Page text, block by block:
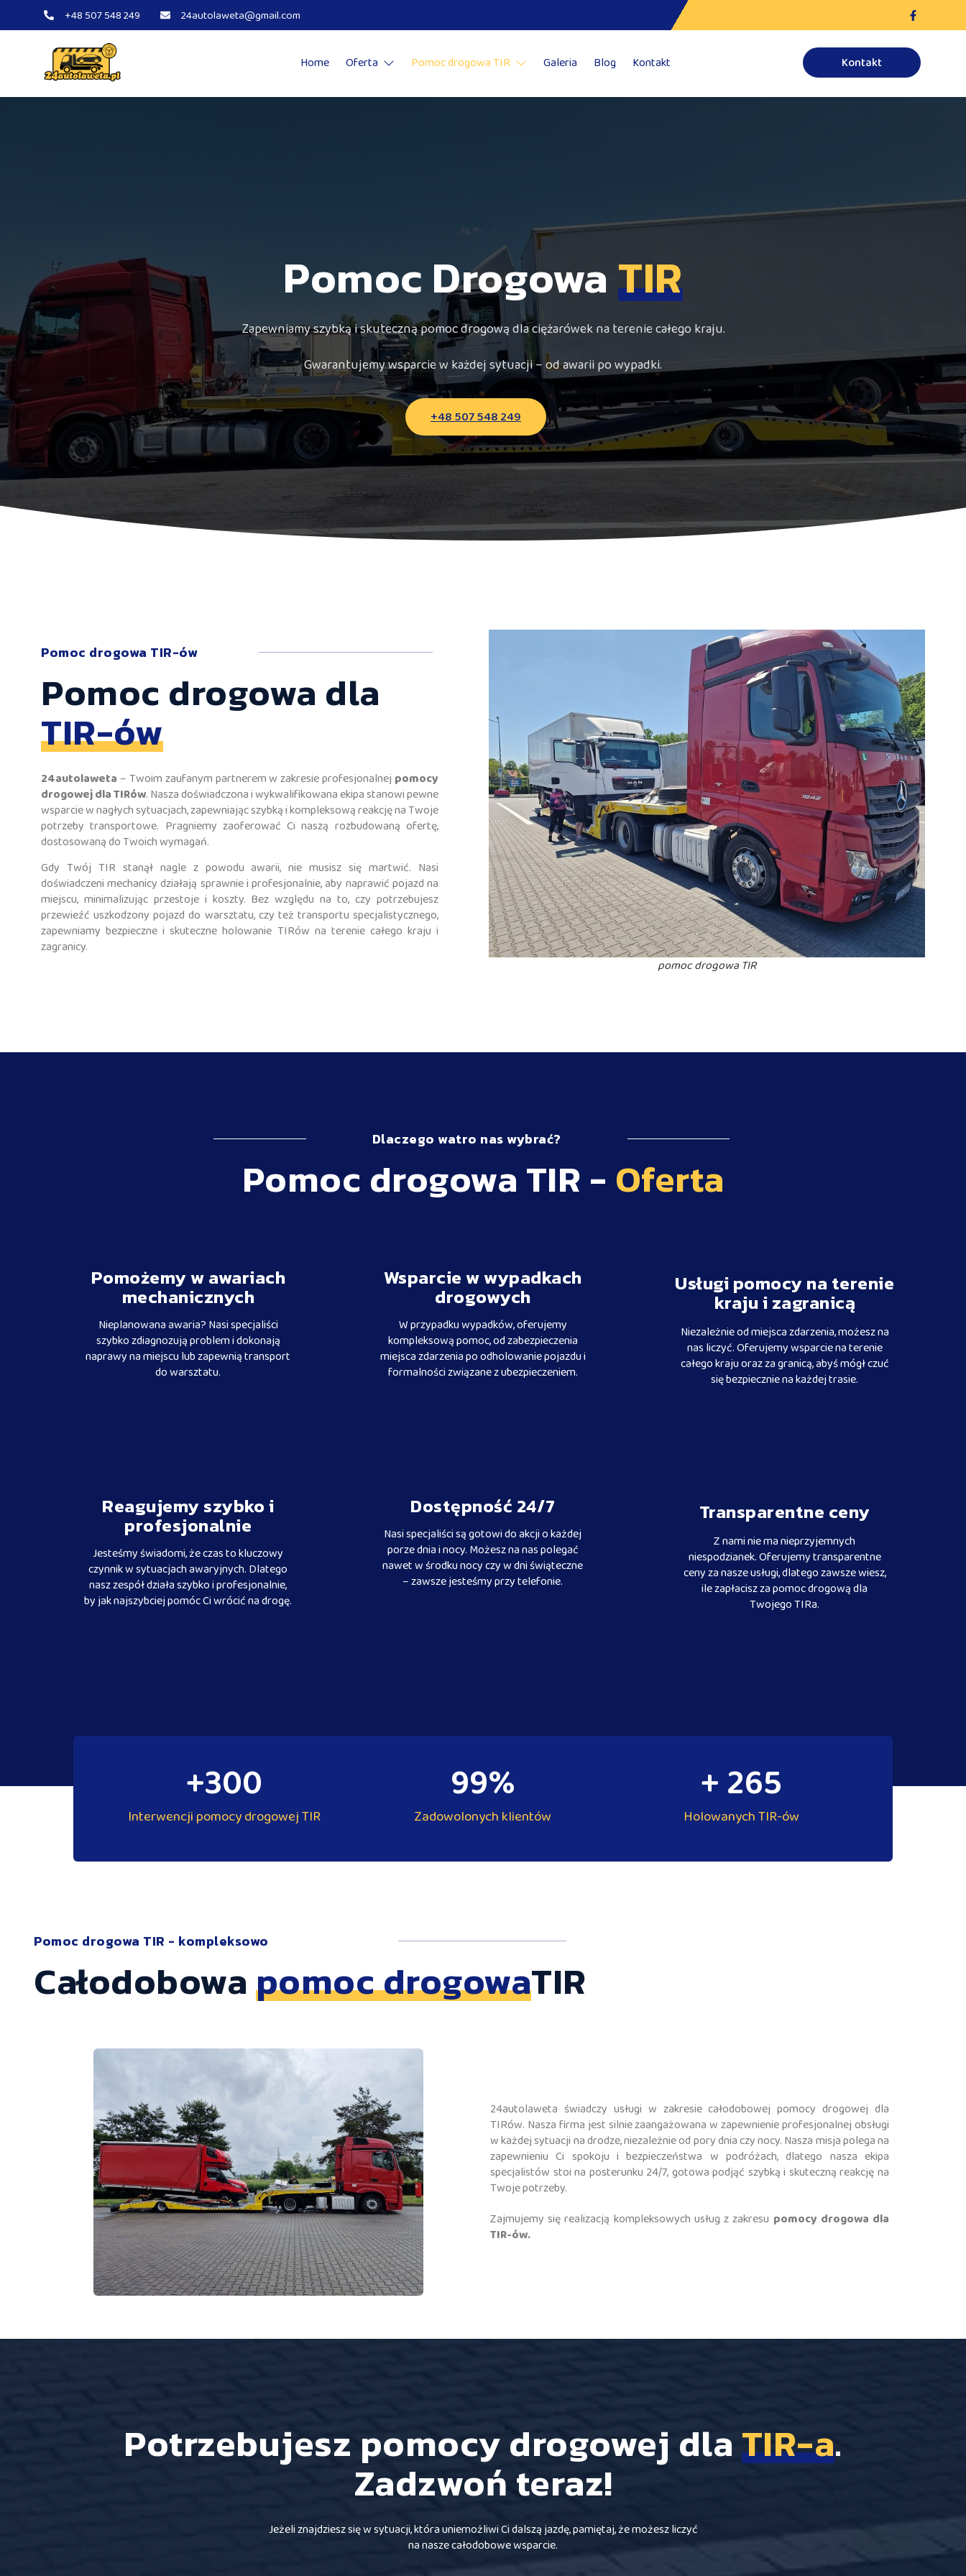
+48 507 548 249 24autolaweta@gmail.com
Home Oferta Pomoc drogowa TIR Galeria Blog Kontakt Kontakt
Pomoc DrogowaTIR
Zapewniamy szybką i skuteczną pomoc drogową dla ciężarówek na terenie całego kraju.
Gwarantujemy wsparcie w każdej sytuacji – od awarii po wypadki.
+48 507 548 249
Pomoc drogowa TIR-ów
Pomoc drogowa dla
TIR-ów
24autolaweta – Twoim zaufanym partnerem w zakresie profesjonalnej pomocy
drogowej dla TIRów. Nasza doświadczona i wykwalifikowana ekipa stanowi pewne
wsparcie w nagłych sytuacjach, zapewniając szybką i kompleksową reakcję na Twoje
potrzeby transportowe. Pragniemy zaoferować Ci naszą rozbudowaną ofertę,
dostosowaną do Twoich wymagań.
Gdy Twój TIR stanął nagle z powodu awarii, nie musisz się martwić. Nasi
doświadczeni mechanicy działają sprawnie i profesjonalnie, aby naprawić pojazd na
miejscu, minimalizując przestoje i koszty. Bez względu na to, czy potrzebujesz
przewieźć uszkodzony pojazd do warsztatu, czy też transportu specjalistycznego,
zapewniamy bezpieczne i skuteczne holowanie TIRów na terenie całego kraju i
zagranicy.
pomoc drogowa TIR
Dlaczego watro nas wybrać?
Pomoc drogowa TIR - Oferta
Pomożemy w awariach
mechanicznych
Nieplanowana awaria? Nasi specjaliści
szybko zdiagnozują problem i dokonają
naprawy na miejscu lub zapewnią transport
do warsztatu.
Wsparcie w wypadkach
drogowych
W przypadku wypadków, oferujemy
kompleksową pomoc, od zabezpieczenia
miejsca zdarzenia po odholowanie pojazdu i
formalności związane z ubezpieczeniem.
Usługi pomocy na terenie
kraju i zagranicą
Niezależnie od miejsca zdarzenia, możesz na
nas liczyć. Oferujemy wsparcie na terenie
całego kraju oraz za granicą, abyś mógł czuć
się bezpiecznie na każdej trasie.
Reagujemy szybko i
profesjonalnie
Jesteśmy świadomi, że czas to kluczowy
czynnik w sytuacjach awaryjnych. Dlatego
nasz zespół działa szybko i profesjonalnie,
by jak najszybciej pomóc Ci wrócić na drogę.
Dostępność 24/7
Nasi specjaliści są gotowi do akcji o każdej
porze dnia i nocy. Możesz na nas polegać
nawet w środku nocy czy w dni świąteczne
– zawsze jesteśmy przy telefonie.
Transparentne ceny
Z nami nie ma nieprzyjemnych
niespodzianek. Oferujemy transparentne
ceny za nasze usługi, dlatego zawsze wiesz,
ile zapłacisz za pomoc drogową dla
Twojego TIRa.
+300
Interwencji pomocy drogowej TIR
99%
Zadowolonych klientów
+ 265
Holowanych TIR-ów
Pomoc drogowa TIR - kompleksowo
Całodobowapomoc drogowaTIR
24autolaweta świadczy usługi w zakresie całodobowej pomocy drogowej dla
TIRów. Nasza firma jest silnie zaangażowana w zapewnienie profesjonalnej obsługi
w każdej sytuacji na drodze, niezależnie od pory dnia czy nocy. Nasza misja polega na
zapewnieniu Ci spokoju i bezpieczeństwa w podróżach, dlatego nasza ekipa
specjalistów stoi na posterunku 24/7, gotowa podjąć szybką i skuteczną reakcję na
Twoje potrzeby.
Zajmujemy się realizacją kompleksowych usług z zakresu pomocy drogowa dla
TIR-ów.
Potrzebujesz pomocy drogowej dlaTIR-a.
Zadzwoń teraz!
Jeżeli znajdziesz się w sytuacji, która uniemożliwi Ci dalszą jazdę, pamiętaj, że możesz liczyć
na nasze całodobowe wsparcie.